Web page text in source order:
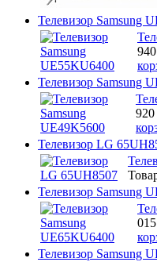
Телевизор Samsung
Телевизор Samsung
920
Телевизор LG
Телевизор Samsung
Телевизор Samsung